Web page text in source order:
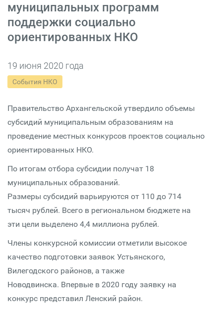
муниципальных программ
поддержки социально
ориентированных НКО
19 июня 2020 года
События НКО
Правительство Архангельской утвердило объемы
субсидий муниципальным образованиям на
проведение местных конкурсов проектов социально
ориентированных НКО.
По итогам отбора субсидии получат 18
муниципальных образований.
Размеры субсидий варьируются от 110 до 714
тысяч рублей. Всего в региональном бюджете на
эти цели выделено 4,4 миллиона рублей.
Члены конкурсной комиссии отметили высокое
качество подготовки заявок Устьянского,
Вилегодского районов, а также
Новодвинска. Впервые в 2020 году заявку на
конкурс представил Ленский район.